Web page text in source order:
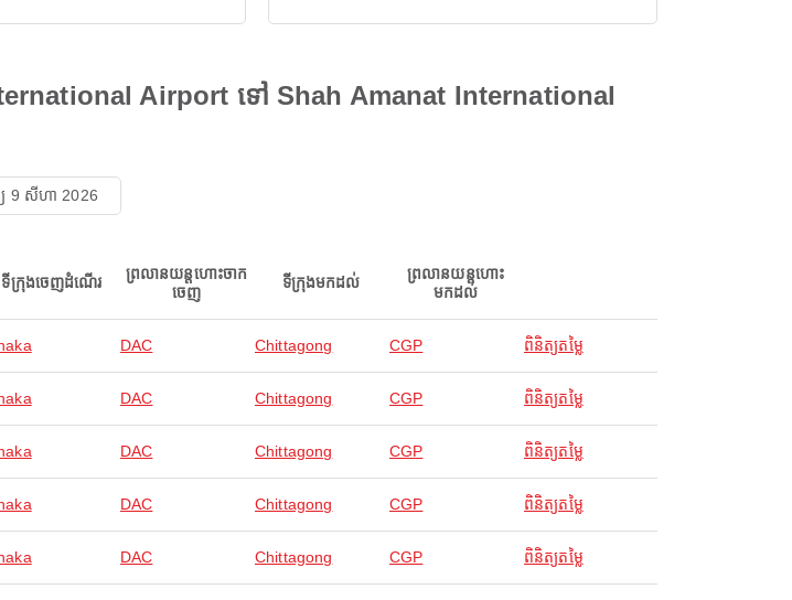
Airport ទៅ Shah Amanat International
យ 9 សីហា 2026
ទីក្រុងចេញដំណើរ
ព្រលានយន្តហោះចាក
ចេញ
ទីក្រុងមកដល់
ព្រលានយន្តហោះ
មកដល់
DAC Chittagong CGP ពិនិត្យតម្លៃ
DAC Chittagong CGP ពិនិត្យតម្លៃ
DAC Chittagong CGP ពិនិត្យតម្លៃ
DAC Chittagong CGP ពិនិត្យតម្លៃ
DAC Chittagong CGP ពិនិត្យតម្លៃ